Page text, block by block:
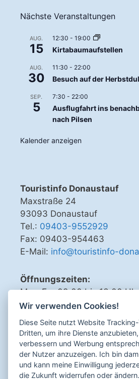
Nächste Veranstaltungen
AUG.
15
12:30 - 19:00
Kirtabaumaufstellen
AUG.
30
11:30 - 22:00
Besuch auf der
SEP.
5
7:30 - 22:00
Ausflugfahrt ins
nach Pilsen
Kalender anzeigen
Touristinfo Donaustauf
Maxstraße 24
93093 Donaustauf
Tel.: 09403-9552929
Fax: 09403-954463
E-Mail: info@touristinfo-
Öffnungszeiten:
Mo - Fr 09.00 bis 13.00 Uhr
Di, Do, Fr 15.00 bis 18.00 Uhr
Sicher bezahlen mit
Wir verwenden Cookies!
Diese Seite nutzt Website
Dritten, um ihre Dienste
verbessern und Werbung
der Nutzer anzuzeigen. Ich bin
und kann meine Einwilligung
die Zukunft widerrufen oder ändern.